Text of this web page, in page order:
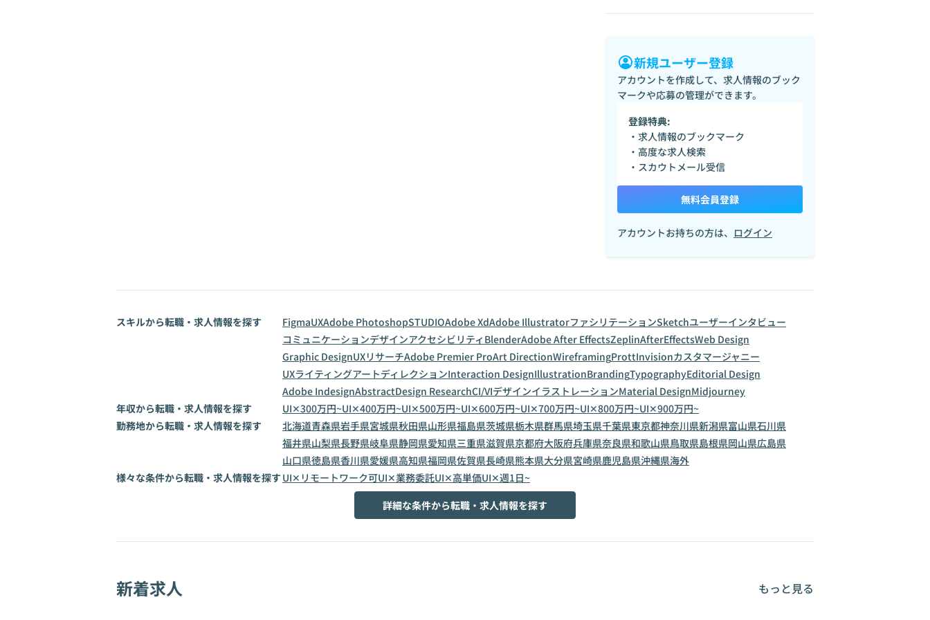
新規ユーザー登録
アカウントを作成して、求人情報のブック
マークや応募の管理ができます。
登録特典:
・求人情報のブックマーク
・高度な求人検索
・スカウトメール受信
無料会員登録
アカウントお持ちの方は、 ログイン
スキルから転職・求人情報を探す FigmaUXAdobe PhotoshopSTUDIOAdobe XdAdobe IllustratorファシリテーションSketchユーザーインタビュー
コミュニケーションデザインアクセシビリティ BlenderAdobe After EffectsZeplinAfterEffectsWeb Design
Graphic DesignUXリサーチAdobe Premier ProArt DirectionWireframingProttInvisionカスタマージャニー
UXライティングアートディレクションInteraction DesignIllustrationBrandingTypographyEditorial Design
Adobe IndesignAbstractDesign ResearchCI/VIデザインイラストレーションMaterial DesignMidjourney
年収から転職・求人情報を探す
UI✕300万円~UI✕400万円~UI✕500万円~UI✕600万円~UI✕700万円~UI✕800万円~UI✕900万円~
勤務地から転職・求人情報を探す
北海道青森県岩手県宮城県秋田県山形県福島県茨城県栃木県群馬県埼玉県千葉県東京都神奈川県新潟県富山県石川県
福井県山梨県長野県岐阜県静岡県愛知県三重県滋賀県京都府大阪府兵庫県奈良県和歌山県鳥取県島根県岡山県広島県
山口県徳島県香川県愛媛県高知県福岡県佐賀県長崎県熊本県大分県宮崎県鹿児島県沖縄県海外
様々な条件から転職・求人情報を探す UI✕リモートワーク可UI✕業務委託UI✕高単価UI✕週1日~
詳細な条件から転職・求人情報を探す
新着求人 もっと見る